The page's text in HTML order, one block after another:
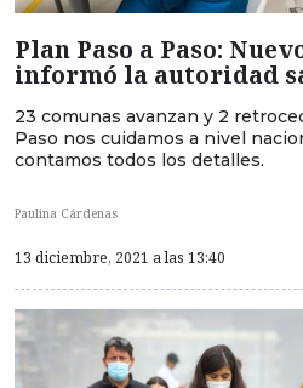
Plan Paso a Paso:
informó la autoridad
23 comunas avanzan y 2
Paso nos cuidamos a nivel
contamos todos los detalles.
Paulina Cárdenas
13 diciembre, 2021 a las 13:40